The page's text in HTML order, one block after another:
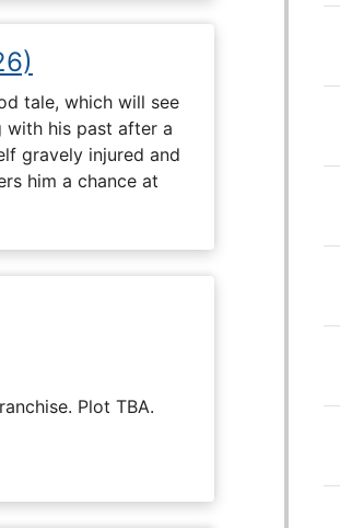
tale, which will see
with his past after a
gravely injured and
him a chance at
Plot TBA.